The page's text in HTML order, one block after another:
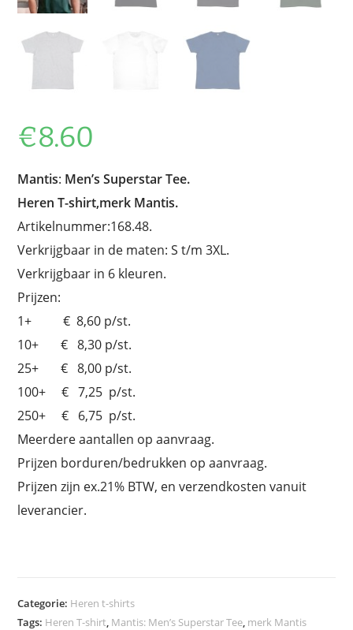
€8.60
Mantis: Men’s Superstar Tee.
Heren T-shirt,merk Mantis.
Artikelnummer:168.48.
Verkrijgbaar in de maten: S t/m 3XL.
Verkrijgbaar in 6 kleuren.
Prijzen:
1+ € 8,60 p/st.
10+ € 8,30 p/st.
25+ € 8,00 p/st.
100+ € 7,25 p/st.
250+ € 6,75 p/st.
Meerdere aantallen op aanvraag.
Prijzen borduren/bedrukken op aanvraag.
Prijzen zijn ex.21% BTW, en verzendkosten vanuit
leverancier.
Categorie: Heren t-shirts
Tags: Heren T-shirt, Mantis: Men’s Superstar Tee, merk Mantis